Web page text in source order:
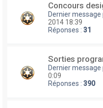
Concours
Dernier message
2014 18:39
Réponses : 31
Sorties
Dernier message
0:09
Réponses : 390